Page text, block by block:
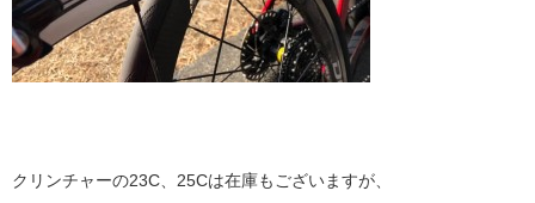
クリンチャーの23C、25Cは在庫もございますが、